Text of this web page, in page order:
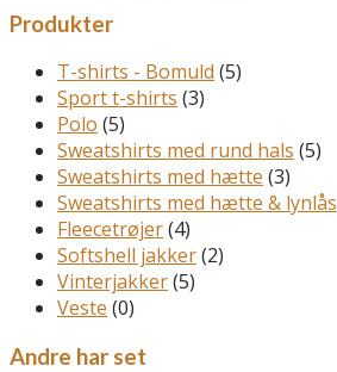
Produkter
T-shirts - Bomuld (5)
Sport t-shirts (3)
Polo (5)
Sweatshirts med rund hals (5)
Sweatshirts med hætte (3)
Sweatshirts med hætte & lynlås
Fleecetrøjer(4)
Softshell jakker(2)
Vinterjakker(5)
Veste (0)
Andre har set